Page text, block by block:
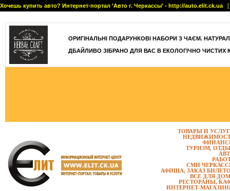
Хочешь купить авто? Интернет-портал 'Авто г. Черкассы' - http://auto.elit.ck.ua [
]
ОРИГІНАЛЬНІ ПОДАРУНКОВІ НАБОРИ З ЧАЄМ.
ДБАЙЛИВО ЗІБРАНО ДЛЯ ВАС В ЕКОЛОГІЧНО ЧИСТИХ
ТОВАРЫ И
ТУРИЗМ,
СМИ
АФИША, ЗАКАЗ
ВСЕ ДЛЯ
РЕСТОРАНЫ,
ИНТЕРНЕТ-